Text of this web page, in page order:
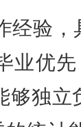
经验
业优
够独